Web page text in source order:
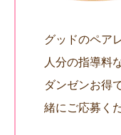
グッドのペア
人分の指導料
ダンゼンお得
緒にご応募く